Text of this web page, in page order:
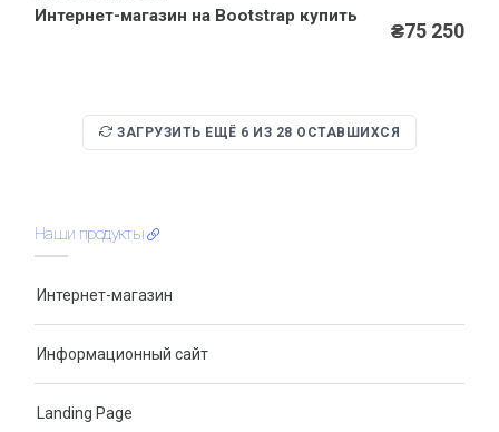
Интернет-магазин на Bootstrap купить
₴75 250
ЗАГРУЗИТЬ ЕЩЁ 6 ИЗ 28 ОСТАВШИХСЯ
Наши продукты
Интернет-магазин
Информационный сайт
Landing Page